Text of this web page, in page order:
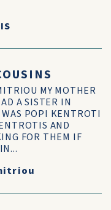
MY MOTHER
A SISTER IN
POPI KENTROTI
AND
FOR THEM IF